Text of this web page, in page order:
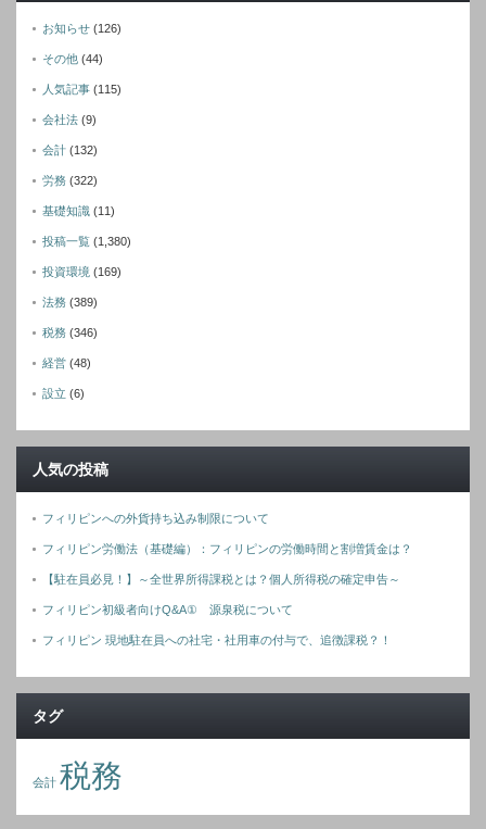
お知らせ (126)
その他 (44)
人気記事 (115)
会社法 (9)
会計 (132)
労務 (322)
基礎知識 (11)
投稿一覧 (1,380)
投資環境 (169)
法務 (389)
税務 (346)
経営 (48)
設立 (6)
人気の投稿
フィリピンへの外貨持ち込み制限について
フィリピン労働法（基礎編）：フィリピンの労働時間と割増賃金は？
【駐在員必見！】～全世界所得課税とは？個人所得税の確定申告～
フィリピン初級者向けQ&A① 源泉税について
フィリピン 現地駐在員への社宅・社用車の付与で、追徴課税？！
タグ
会計 税務